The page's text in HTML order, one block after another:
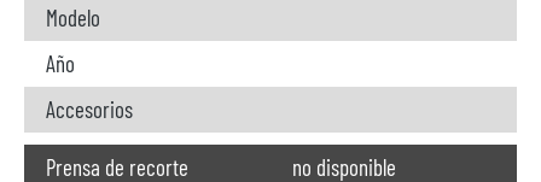
Modelo
Año
Accesorios
Prensa de recorte
no disponible